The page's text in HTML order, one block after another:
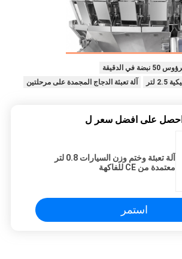
الدقيقة
لتر
آلة تعبئة الدجاج المجمدة على مرحلتين
على افضل سعر ل
آلة تعبئة وختم وزن السيارات 0.8 لتر
معتمدة من CE للفاكهة
استمر